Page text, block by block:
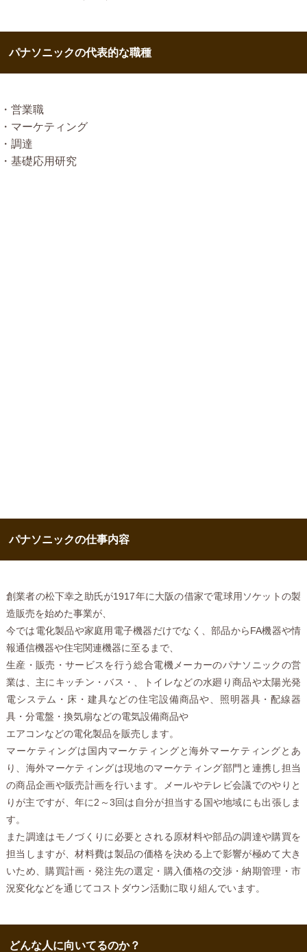
パナソニックの代表的な職種
・営業職
・マーケティング
・調達
・基礎応用研究
パナソニックの仕事内容
創業者の松下幸之助氏が1917年に大阪の借家で電球用ソケットの製
造販売を始めた事業が、
今では電化製品や家庭用電子機器だけでなく、部品からFA機器や情
報通信機器や住宅関連機器に至るまで、
生産・販売・サービスを行う総合電機メーカーのパナソニックの営
業は、主にキッチン・バス・、トイレなどの水廻り商品や太陽光発
電システム・床・建具などの住宅設備商品や、照明器具・配線器
具・分電盤・換気扇などの電気設備商品や
エアコンなどの電化製品を販売します。
マーケティングは国内マーケティングと海外マーケティングとあ
り、海外マーケティングは現地のマーケティング部門と連携し担当
の商品企画や販売計画を行います。メールやテレビ会議でのやりと
りが主ですが、年に2～3回は自分が担当する国や地域にも出張しま
す。
また調達はモノづくりに必要とされる原材料や部品の調達や購買を
担当しますが、材料費は製品の価格を決める上で影響が極めて大き
いため、購買計画・発注先の選定・購入価格の交渉・納期管理・市
況変化などを通じてコストダウン活動に取り組んでいます。
どんな人に向いてるのか？